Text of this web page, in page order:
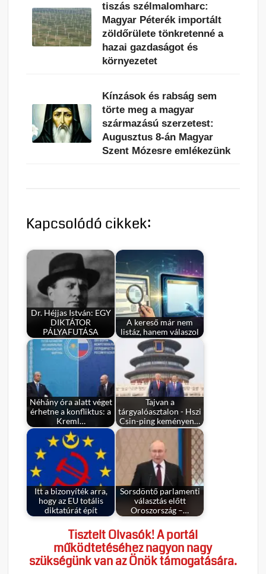
tiszás szélmalomharc:
Magyar Péterék importált
zöldőrülete tönkretenné a
hazai gazdaságot és
környezetet
Kínzások és rabság sem
törte meg a magyar
származású szerzetest:
Augusztus 8-án Magyar
Szent Mózesre emlékezünk
Kapcsolódó cikkek:
Dr. Héjjas István: EGY
DIKTÁTOR
PÁLYAFUTÁSA
A kereső már nem
listáz, hanem válaszol
Néhány óra alatt véget
érhetne a konfliktus: a
Kreml…
Tajvan a
tárgyalóasztalon - Hszi
Csin-ping keményen…
Itt a bizonyíték arra,
hogy az EU totális
diktatúrát épít
Sorsdöntő parlamenti
választás előtt
Oroszország –…
Tisztelt Olvasók! A portál
működtetéséhez nagyon nagy
szükségünk van az Önök támogatására.